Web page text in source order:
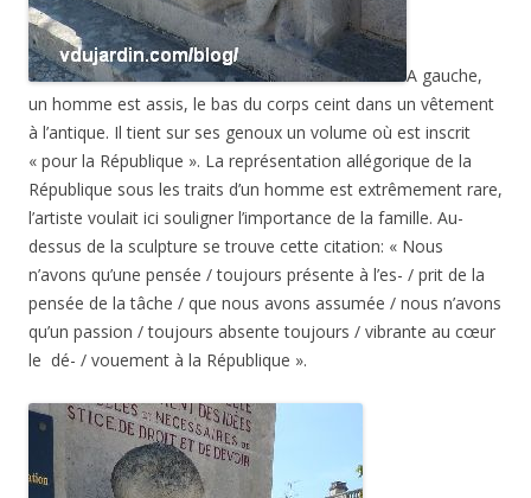
A gauche,
un homme est assis, le bas du corps ceint dans un vêtement
à l’antique. Il tient sur ses genoux un volume où est inscrit
« pour la République ». La représentation allégorique de la
République sous les traits d’un homme est extrêmement rare,
l’artiste voulait ici souligner l’importance de la famille. Au-
dessus de la sculpture se trouve cette citation: « Nous
n’avons qu’une pensée / toujours présente à l’es- / prit de la
pensée de la tâche / que nous avons assumée / nous n’avons
qu’un passion / toujours absente toujours / vibrante au cœur
le dé- / vouement à la République ».